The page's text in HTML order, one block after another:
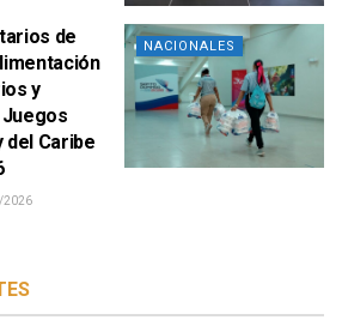
NACIONALES
de
y
Juegos
Caribe
2026